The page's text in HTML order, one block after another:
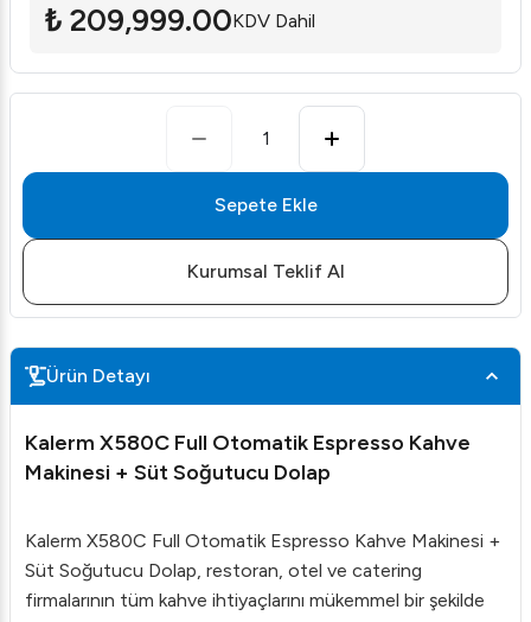
₺ 209,999.00KDV Dahil
1
Sepete Ekle
Kurumsal Teklif Al
Ürün Detayı
Kalerm X580C Full Otomatik Espresso Kahve
Makinesi + Süt Soğutucu Dolap
Kalerm X580C Full Otomatik Espresso Kahve Makinesi +
Süt Soğutucu Dolap, restoran, otel ve catering
firmalarının tüm kahve ihtiyaçlarını mükemmel bir şekilde